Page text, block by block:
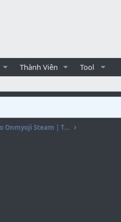
Thành Viên Tool
[FREE] Onmyoji bot | Auto Onmyoji Steam | Tool Onmyoji | Tự động farm hột Onmyoji